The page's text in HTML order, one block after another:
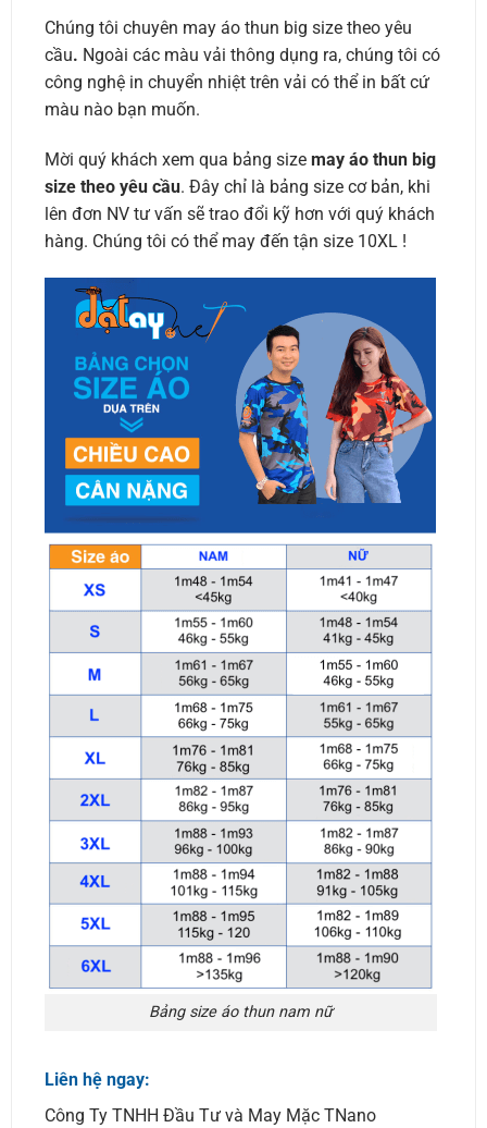
Chúng tôi chuyên may áo thun big size theo yêu
cầu. Ngoài các màu vải thông dụng ra, chúng tôi có
công nghệ in chuyển nhiệt trên vải có thể in bất cứ
màu nào bạn muốn.
Mời quý khách xem qua bảng size may áo thun big
size theo yêu cầu. Đây chỉ là bảng size cơ bản, khi
lên đơn NV tư vấn sẽ trao đổi kỹ hơn với quý khách
hàng. Chúng tôi có thể may đến tận size 10XL !
Bảng size áo thun nam nữ
Liên hệ ngay:
Công Ty TNHH Đầu Tư và May Mặc TNano